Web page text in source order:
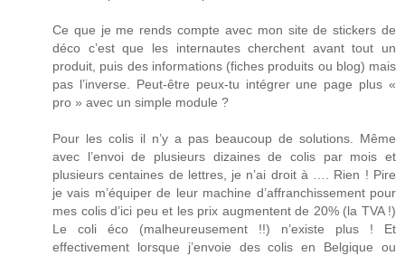
Ce que je me rends compte avec mon site de stickers de
déco c’est que les internautes cherchent avant tout un
produit, puis des informations (fiches produits ou blog) mais
pas l’inverse. Peut-être peux-tu intégrer une page plus «
pro » avec un simple module ?
Pour les colis il n’y a pas beaucoup de solutions. Même
avec l’envoi de plusieurs dizaines de colis par mois et
plusieurs centaines de lettres, je n’ai droit à …. Rien ! Pire
je vais m’équiper de leur machine d’affranchissement pour
mes colis d’ici peu et les prix augmentent de 20% (la TVA !)
Le coli éco (malheureusement !!) n’existe plus ! Et
effectivement lorsque j’envoie des colis en Belgique ou